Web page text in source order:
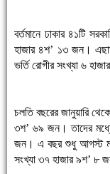
বর্তমানে ঢাকার ৪১টি
হাজার ৪শ’ ১৩ জন।
ভর্তি রোগীর সংখ্যা ৬
চলতি বছরের জানুয়ারি
৩শ’ ৬৯ জন। তাদের
জন। এ বছর শুধু আগস্ট
সংখ্যা ৩৭ হাজার ৯শ’ ৮